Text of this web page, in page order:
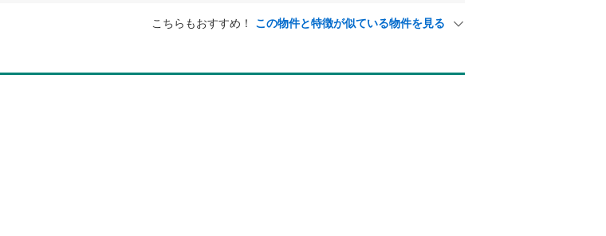
こちらもおすすめ！ この物件と特徴が似ている物件を見る